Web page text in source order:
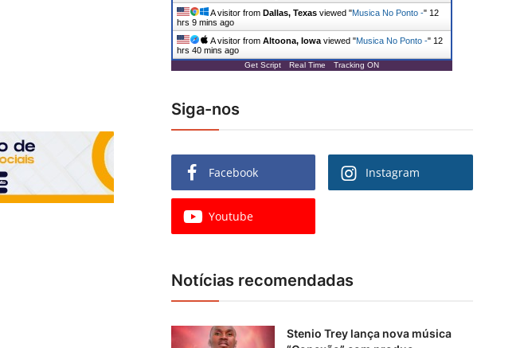
A visitor from Dallas, Texasviewed "Musica No Ponto -" 12
hrs 9 mins ago
A visitor from Altoona, Iowaviewed "Musica No Ponto -" 12
hrs 40 mins ago
Get Script Real Time Tracking ON
Siga-nos
Facebook Instagram
Youtube
Notícias recomendadas
Stenio Trey lança nova música